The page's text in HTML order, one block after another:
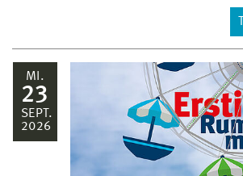
MI.
23
SEPT.
2026